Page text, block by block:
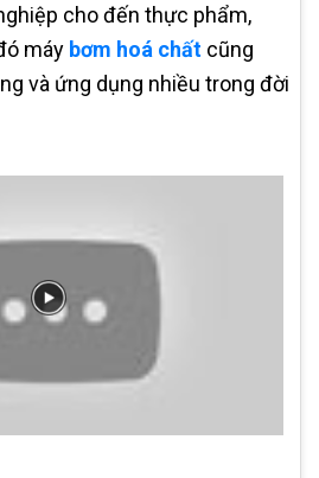
cho đến thực phẩm,
máy bơm hoá chất cũng
và ứng dụng nhiều trong đời